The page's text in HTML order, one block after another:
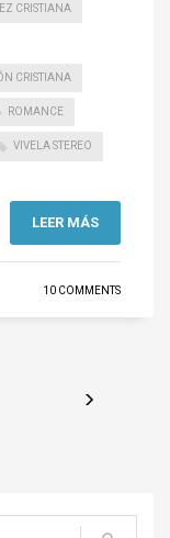
CRISTIANA
CRISTIANA
ROMANCE
VIVELA STEREO
LEER MÁS
10 COMMENTS